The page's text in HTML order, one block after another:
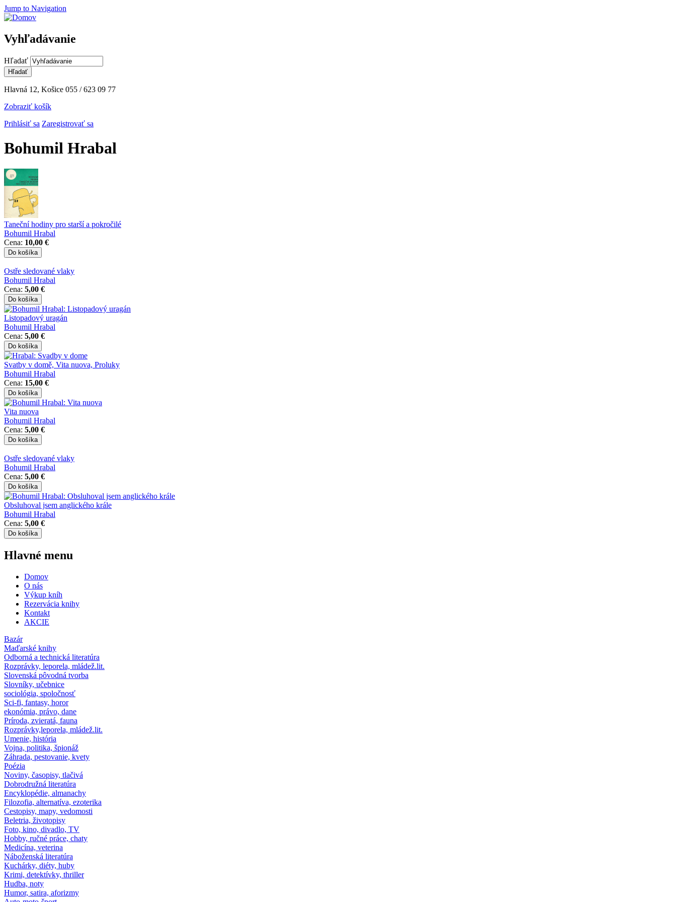
Jump to Navigation
Vyhľadávanie
Hľadať
Hlavná 12, Košice 055 / 623 09 77
Zobraziť košík
Prihlásiť sa Zaregistrovať sa
Bohumil Hrabal
Taneční hodiny pro starší a pokročilé
Bohumil Hrabal
Cena: 10,00 €
Ostře sledované vlaky
Bohumil Hrabal
Cena: 5,00 €
Listopadový uragán
Bohumil Hrabal
Cena: 5,00 €
Svatby v domě, Vita nuova, Proluky
Bohumil Hrabal
Cena: 15,00 €
Vita nuova
Bohumil Hrabal
Cena: 5,00 €
Ostře sledované vlaky
Bohumil Hrabal
Cena: 5,00 €
Obsluhoval jsem anglického krále
Bohumil Hrabal
Cena: 5,00 €
Hlavné menu
Domov
O nás
Výkup kníh
Rezervácia knihy
Kontakt
AKCIE
Bazár
Maďarské knihy
Odborná a technická literatúra
Rozprávky, leporela, mládež.lit.
Slovenská pôvodná tvorba
Slovníky, učebnice
sociológia, spoločnosť
Sci-fi, fantasy, horor
ekonómia, právo, dane
Príroda, zvieratá, fauna
Rozprávky,leporela, mládež.lit.
Umenie, história
Vojna, politika, špionáž
Záhrada, pestovanie, kvety
Poézia
Noviny, časopisy, tlačivá
Dobrodružná literatúra
Encyklopédie, almanachy
Filozofia, alternatíva, ezoterika
Cestopisy, mapy, vedomosti
Beletria, životopisy
Foto, kino, divadlo, TV
Hobby, ručné práce, chaty
Medicína, veterina
Náboženská literatúra
Kuchárky, diéty, huby
Krimi, detektívky, thriller
Hudba, noty
Humor, satira, aforizmy